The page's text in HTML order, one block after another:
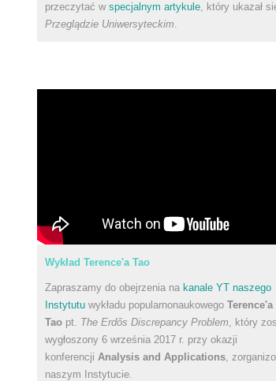
przeczytać w specjalnym artykule, który ukazał
Przeglądzie Uniwersyteckim.
Wykład Terence'a Tao
Zapraszamy do obejrzenia na kanale YT naszego
Instytutu wykładu popularnonaukowego Terence'a
Tao pt. The Erdős Discrepancy Problem , który
wygłoszony 6 września 2017 r. przy okazji
konferencji Analysis and Applications ,
naszym Instytucie.